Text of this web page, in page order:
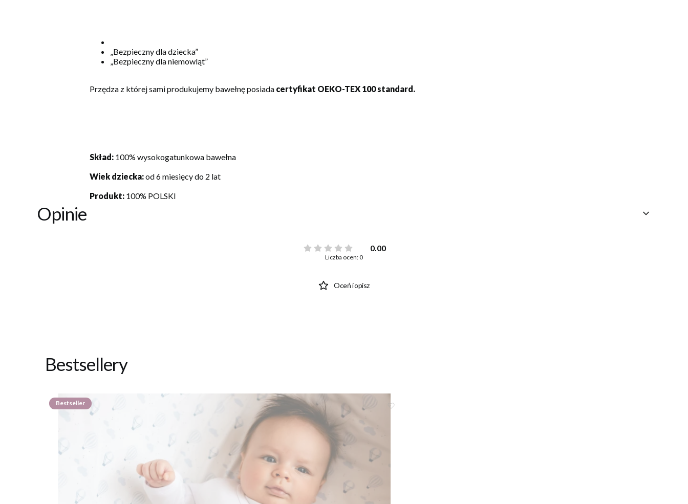
„Bezpieczny dla dziecka”
„Bezpieczny dla niemowląt”
Przędza z której sami produkujemy bawełnę posiada certyfikat OEKO-TEX 100 standard.
Skład: 100% wysokogatunkowa bawełna
Wiek dziecka:od 6 miesięcy do 2 lat
Produkt:100% POLSKI
Opinie
0.00
Liczba ocen: 0
Oceń i opisz
Bestsellery
Bestseller